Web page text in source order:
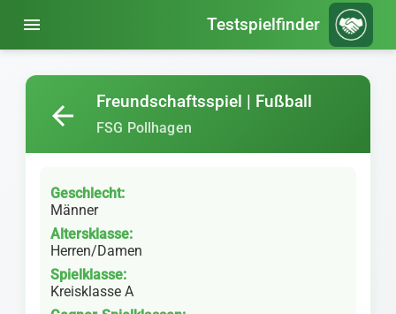
menu Testspielfinder
Freundschaftsspiel | Fußball
FSG Pollhagen
arrow_back
Geschlecht:
Männer
Altersklasse:
Herren/Damen
Spielklasse:
Kreisklasse A